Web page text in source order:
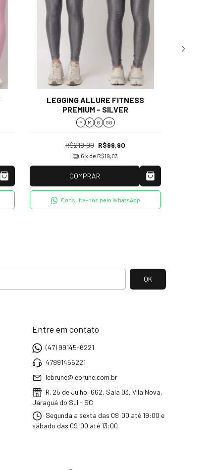
LEGGING ALLURE FITNESS
PREMIUM - SILVER
P M G GG
R$219,90 R$99,90
6 x de R$19,03
COMPRAR
Consulte-nos pelo WhatsApp
Entre em contato
(47) 99145-6221
47991456221
lebrune@lebrune.com.br
R. 25 de Julho, 662, Sala 03, Vila Nova,
Jaraguá do Sul - SC
Segunda a sexta das 09:00 até 19:00 e
sábado das 09:00 até 13:00